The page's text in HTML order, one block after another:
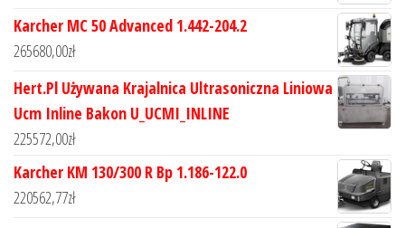
Karcher MC 50 Advanced 1.442-204.2
265680,00zł
Hert.Pl Używana Krajalnica Ultrasoniczna Liniowa
Ucm Inline Bakon U_UCMI_INLINE
225572,00zł
Karcher KM 130/300 R Bp 1.186-122.0
220562,77zł